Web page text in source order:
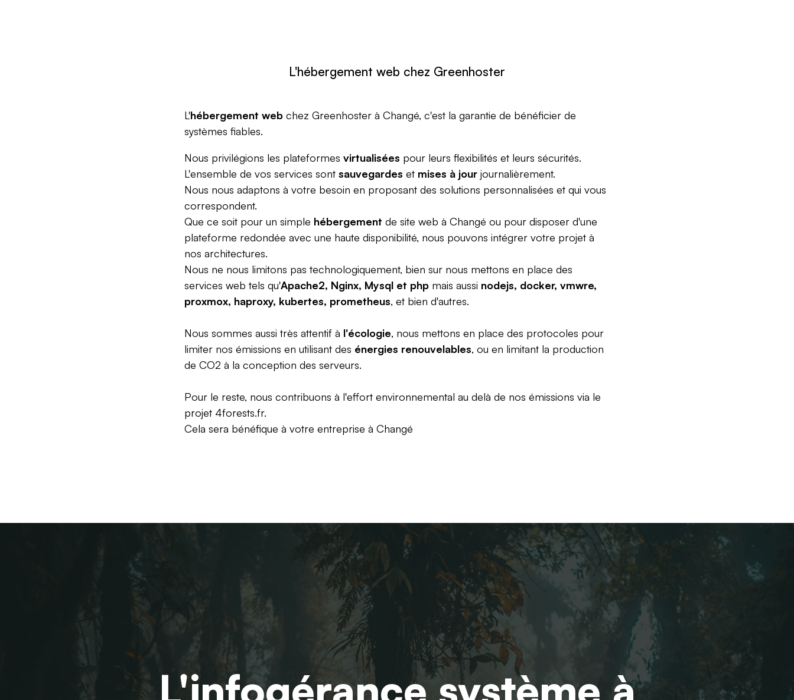
L'hébergement web chez Greenhoster
L'hébergement web chez Greenhoster à Changé, c'est la garantie de bénéficier de
systèmes fiables.
Nous privilégions les plateformes virtualisées pour leurs flexibilités et leurs sécurités.
L'ensemble de vos services sont sauvegardes et mises à jour journalièrement.
Nous nous adaptons à votre besoin en proposant des solutions personnalisées et qui vous
correspondent.
Que ce soit pour un simple hébergement de site web à Changé ou pour disposer d'une
plateforme redondée avec une haute disponibilité, nous pouvons intégrer votre projet à
nos architectures.
Nous ne nous limitons pas technologiquement, bien sur nous mettons en place des
services web tels qu'Apache2, Nginx, Mysql et php mais aussi nodejs, docker, vmwre,
proxmox, haproxy, kubertes, prometheus, et bien d'autres.
Nous sommes aussi très attentif à l'écologie, nous mettons en place des protocoles pour
limiter nos émissions en utilisant des énergies renouvelables, ou en limitant la production
de CO2 à la conception des serveurs.
Pour le reste, nous contribuons à l'effort environnemental au delà de nos émissions via le
projet 4forests.fr.
Cela sera bénéfique à votre entreprise à Changé
L'infogérance système à